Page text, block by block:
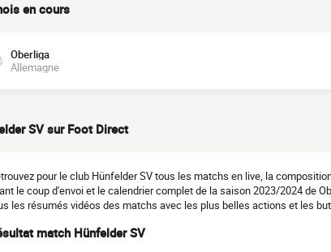
en cours
Oberliga
Allemagne
SV sur Foot Direct
pour le club Hünfelder SV tous les matchs en live, la
le coup d'envoi et le calendrier complet de la saison 2023/2024 de
les résumés vidéos des matchs avec les plus belles actions et les
match Hünfelder SV